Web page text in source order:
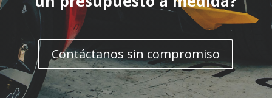
Contáctanos sin compromiso